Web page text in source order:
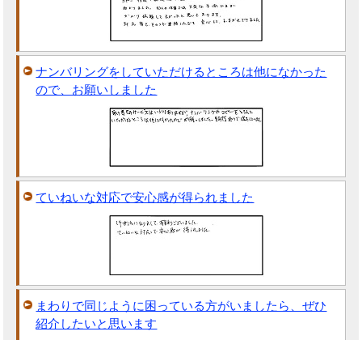
ナンバリングをしていただけるところは他になかった
ので、お願いしました
ていねいな対応で安心感が得られました
まわりで同じように困っている方がいましたら、ぜひ
紹介したいと思います